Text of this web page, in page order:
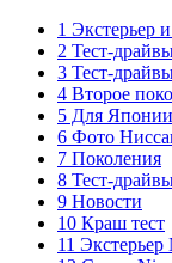
1 Экстерьер
2 Тест-
3 Тест-
4 Второе
5 Для Японии
6 Фото
7 Поколения
8 Тест-
9 Новости
10 Краш тест
11